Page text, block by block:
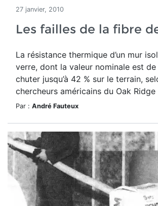
27 janvier, 2010
Les failles de la fibre
La résistance thermique d’un mur
verre, dont la valeur nominale est de
chuter jusqu’à 42 % sur le terrain,
chercheurs américains du Oak Ridge
Par : André Fauteux